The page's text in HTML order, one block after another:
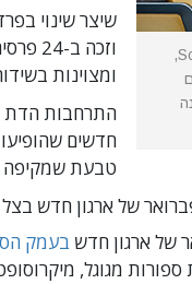
מר דיוויד מיסקביג', המנהיג של Scientology,
וזכה
ומצוינות
טבעת שמקיפה
בעמק
מגוגל,